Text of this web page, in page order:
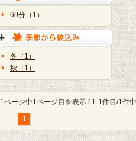
60分（1）
冬（1）
秋（1）
1ページ中1ページ目を表示 [ 1-1件目/1件
1